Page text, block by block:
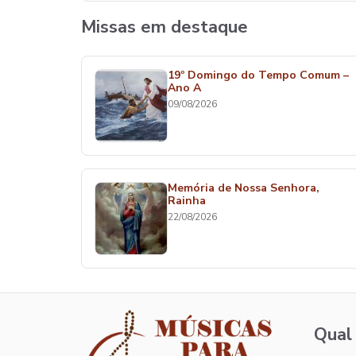
Missas em destaque
19º Domingo do Tempo Comum –
Ano A
09/08/2026
Memória de Nossa Senhora,
Rainha
22/08/2026